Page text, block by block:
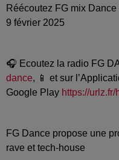
Réécoutez FG mix
9 février 2025
🎧 Ecoutez la radio FG
dance, 📱 et sur
Google Play https://urlz.fr/
FG Dance propose une
rave et tech-house